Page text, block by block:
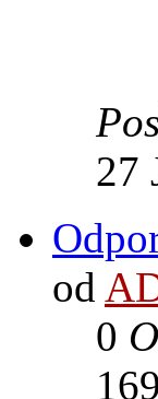
27
od
0